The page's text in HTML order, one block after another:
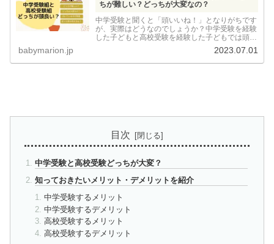
ちが難しい？どっちが大変なの？
中学受験と聞くと「頭いいね！」となりがちです
が、実際はどうなのでしょうか？中学受験を経験
した子どもと高校受験を経験した子どもでは頭の
良さは変わってくると言われる事も多いですが、
実際はどうなのか？どっちが頭良いのか？中学受
験と高校受験ではどっちが難しいのか？について
babymarion.jp 2023.07.01
目次
中学受験と高校受験どっちが大変？
知っておきたいメリット・デメリットを紹介
中学受験するメリット
中学受験するデメリット
高校受験するメリット
高校受験するデメリット